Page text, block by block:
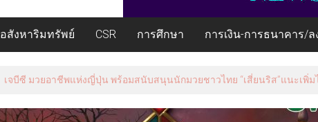
อสังหาริมทรัพย์ CSR การศึกษา การเงิน-การธนาคาร/
เจบีซี มวยอาชีพแห่งญี่ปุ่น พร้อมสนับสนุนนักมวยชาวไทย “เสี่ยนริส”แนะเพิ่